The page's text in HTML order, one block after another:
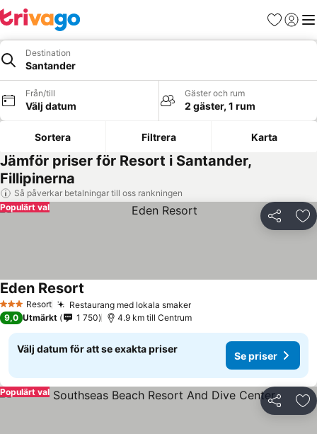
Favoriter
Logga
Destination
Santander
Från/till
Välj datum
Gäster och rum
2 gäster, 1 rum
Sortera Filtrera Karta
Jämför priser för Resort i Santander,
Fillipinerna
Så påverkar betalningar till oss rankningen
Dela
Populärt val
3 StjärnorResort Restaurang med lokala smaker
Eden Resort
9,0 Utmärkt 1 750 4.9 km till Centrum
Välj datum för att se exakta priser
Se priser
Dela
Populärt val